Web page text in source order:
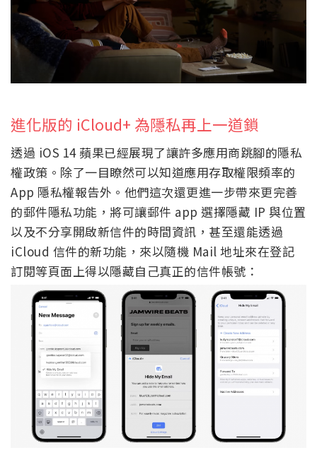
進化版的 iCloud+ 為隱私再上一道鎖
透過 iOS 14 蘋果已經展現了讓許多應用商跳腳的隱私
權政策。除了一目瞭然可以知道應用存取權限頻率的
App 隱私權報告外。他們這次還更進一步帶來更完善
的郵件隱私功能，將可讓郵件 app 選擇隱藏 IP 與位置
以及不分享開啟新信件的時間資訊，甚至還能透過
iCloud 信件的新功能，來以隨機 Mail 地址來在登記
訂閱等頁面上得以隱藏自己真正的信件帳號：